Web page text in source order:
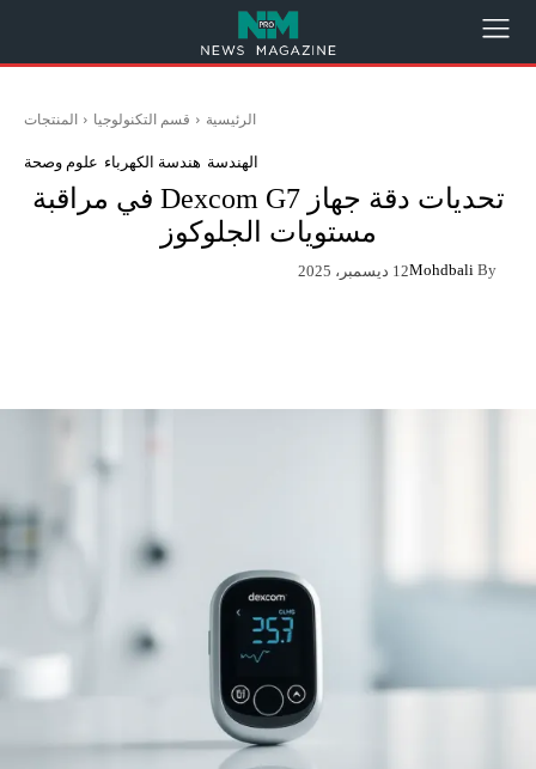
الرئيسية قسم التكنولوجيا المنتجات
الهندسة هندسة الكهرباء علوم وصحة
تحديات دقة جهاز Dexcom G7 في مراقبة
مستويات الجلوكوز
By
Mohdbali12 ديسمبر، 2025